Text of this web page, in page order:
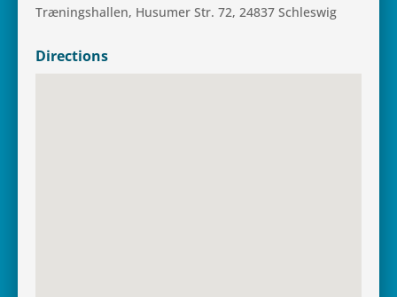
Træ­nings­hal­len, Husu­mer Str. 72, 24837 Schleswig
Directions